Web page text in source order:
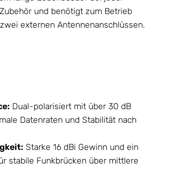
Zubehör und benötigt zum Betrieb
externen Antennenanschlüssen.
Dual-polarisiert mit über 30 dB
Datenraten und Stabilität nach
Starke 16 dBi Gewinn und ein
stabile Funkbrücken über mittlere